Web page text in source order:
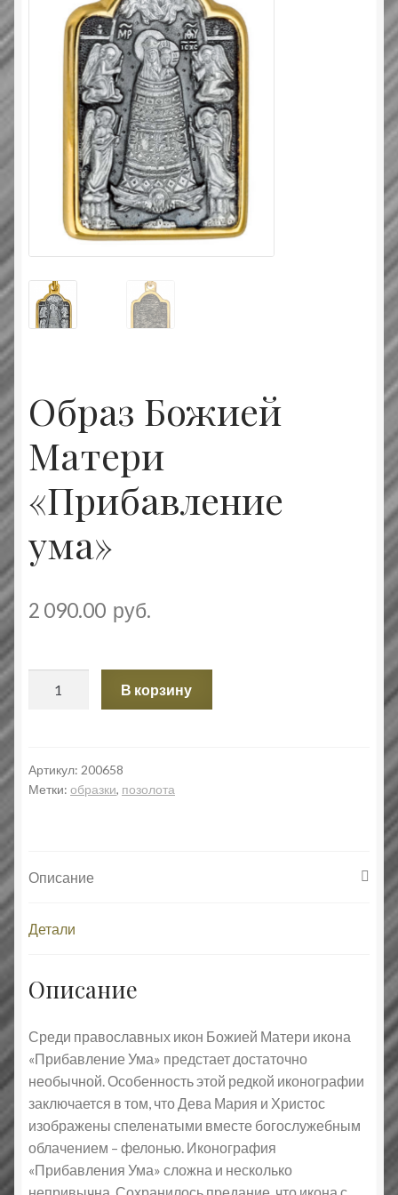
Типовой договор
Контактная информация
Оплата и доставка
Православные подарки
Сертификат
Образ Божией
Матери
«Прибавление
ума»
2 090.00 руб.
Матери
«Прибавление
В корзину
Артикул: 200658
Метки: образки, позолота
Описание
Детали
Описание
Среди православных икон Божией Матери икона
«Прибавление Ума» предстает достаточно
необычной. Особенность этой редкой иконографии
заключается в том, что Дева Мария и Христос
изображены спеленатыми вместе богослужебным
облачением – фелонью. Иконография
«Прибавления Ума» сложна и несколько